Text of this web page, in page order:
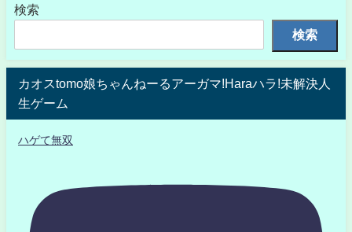
検索
検索
カオスtomo娘ちゃんねーるアーガマ!Haraハラ!未解決人
生ゲーム
ハゲて無双